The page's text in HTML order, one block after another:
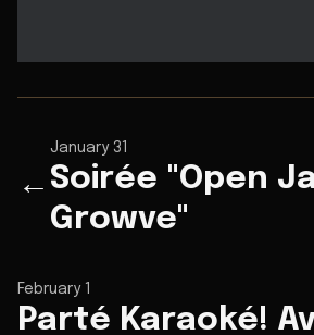
←
January 31
Soirée "Open
Growve"
February 1
Parté Karaoké!